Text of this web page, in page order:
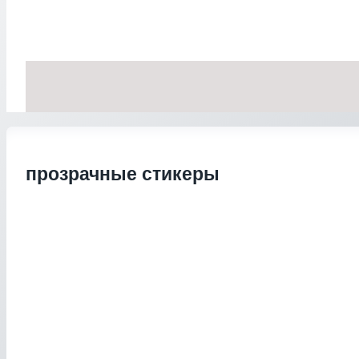
прозрачные стикеры